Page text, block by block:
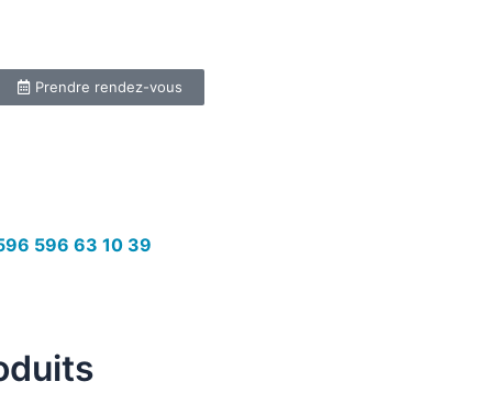
Prendre rendez-vous
596 63 10 39